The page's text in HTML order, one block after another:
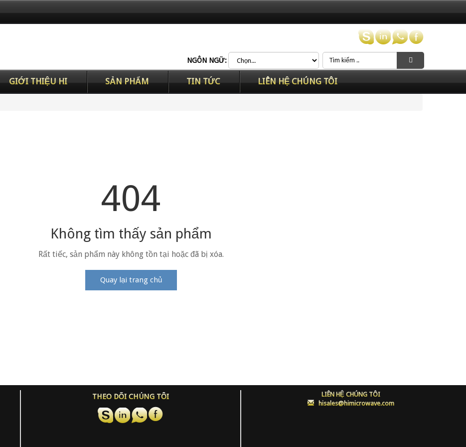
NGÔN NGỮ:
GIỚI THIỆU HI SẢN PHẨM TIN TỨC LIÊN HỆ CHÚNG TÔI
404
Không tìm thấy sản phẩm
Rất tiếc, sản phẩm này không tồn tại hoặc đã bị xóa.
Quay lại trang chủ
THEO DÕI CHÚNG TÔI
LIÊN HỆ CHÚNG TÔI
:hisales@himicrowave.com